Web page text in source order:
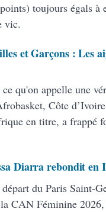
toujours égals à
vic.
et Garçons : Les
qu'on appelle une
Côte
en titre, a frappé
Diarra rebondit en
du Paris Saint-
CAN Féminine